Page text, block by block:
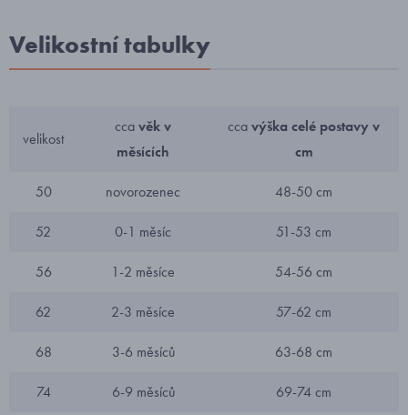
Velikostní tabulky
velikost
ccavěk v
měsících
ccavýška celé postavy v
cm
50 novorozenec 48-50 cm
52 0-1 měsíc 51-53 cm
56 1-2 měsíce 54-56 cm
62 2-3 měsíce 57-62 cm
68 3-6 měsíců 63-68 cm
74 6-9 měsíců 69-74 cm